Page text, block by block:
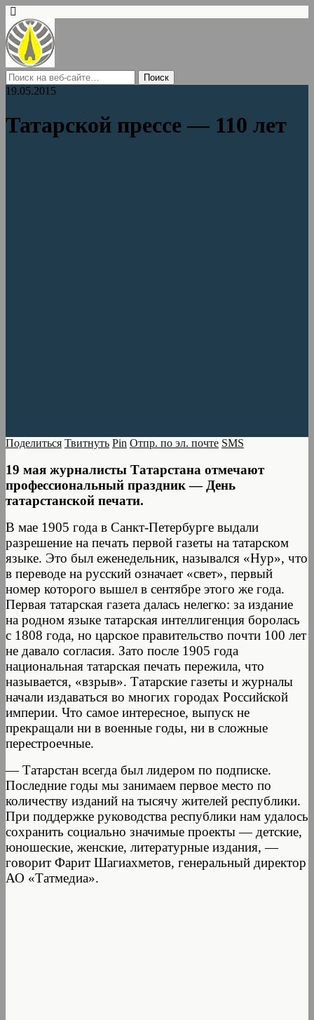
19.05.2015
Татарской прессе — 110 лет
Поделиться Твитнуть Pin Отпр. по эл. почте SMS
19 мая журналисты Татарстана отмечают
профессиональный праздник — День
татарстанской печати.
В мае 1905 года в Санкт-Петербурге выдали
разрешение на печать первой газеты на татарском
языке. Это был еженедельник, назывался «Нур», что
в переводе на русский означает «свет», первый
номер которого вышел в сентябре этого же года.
Первая татарская газета далась нелегко: за издание
на родном языке татарская интеллигенция боролась
с 1808 года, но царское правительство почти 100 лет
не давало согласия. Зато после 1905 года
национальная татарская печать пережила, что
называется, «взрыв». Татарские газеты и журналы
начали издаваться во многих городах Российской
империи. Что самое интересное, выпуск не
прекращали ни в военные годы, ни в сложные
перестроечные.
— Татарстан всегда был лидером по подписке.
Последние годы мы занимаем первое место по
количеству изданий на тысячу жителей республики.
При поддержке руководства республики нам удалось
сохранить социально значимые проекты — детские,
юношеские, женские, литературные издания, —
говорит Фарит Шагиахметов, генеральный директор
АО «Татмедиа».